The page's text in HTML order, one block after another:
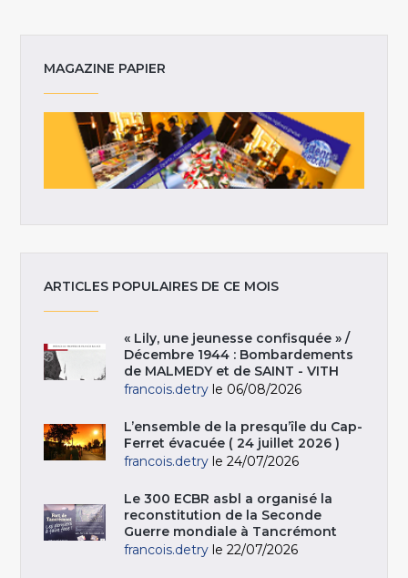
MAGAZINE PAPIER
ARTICLES POPULAIRES DE CE MOIS
« Lily, une jeunesse confisquée » /
Décembre 1944 : Bombardements
de MALMEDY et de SAINT - VITH
francois.detry le 06/08/2026
L’ensemble de la presqu’île du Cap-
Ferret évacuée ( 24 juillet 2026 )
francois.detry le 24/07/2026
Le 300 ECBR asbl a organisé la
reconstitution de la Seconde
Guerre mondiale à Tancrémont
francois.detry le 22/07/2026